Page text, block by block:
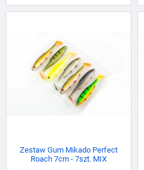
Zestaw Gum Mikado Perfect
Roach 7cm - 7szt. MIX